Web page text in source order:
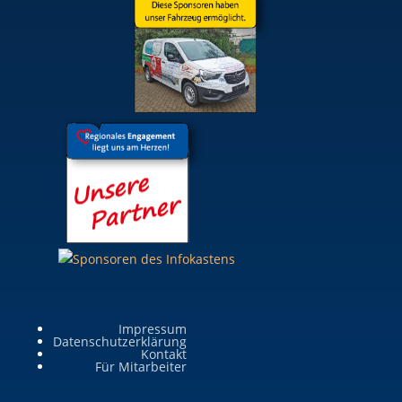
Impressum
Datenschutzerklärung
Kontakt
Für Mitarbeiter